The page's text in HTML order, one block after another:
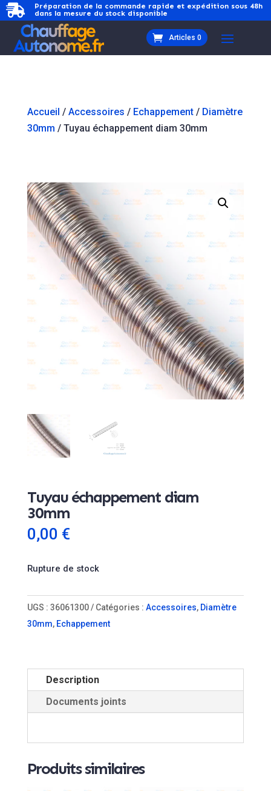

Préparation de la commande rapide et expédition sous 48h
dans la mesure du stock disponible
Articles 0
Accueil / Accessoires / Echappement/ Diamètre
30mm / Tuyau échappement diam 30mm
Tuyau échappement diam
30mm
0,00 €
Rupture de stock
UGS : 36061300 Catégories : Accessoires, Diamètre
30mm, Echappement
Description
Documents joints
Produits similaires